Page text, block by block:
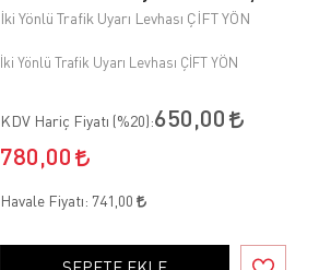
İki Yönlü Trafik Uyarı Levhası ÇİFT YÖN
İki Yönlü Trafik Uyarı Levhası ÇİFT YÖN
KDV Hariç Fiyatı (%20):650,00
780,00
Havale Fiyatı: 741,00